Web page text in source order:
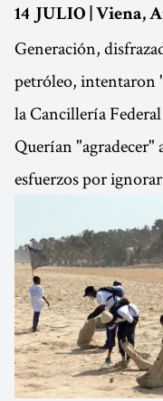
14 JULIO | Viena,
Generación,
petróleo, intentaron
la Cancillería
Querían "agradecer"
esfuerzos por